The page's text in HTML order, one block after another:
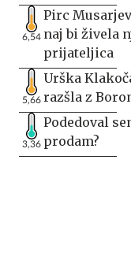
6,54
Pirc
naj bi živela
prijateljica
5,66
Urška
razšla z
3,36
Podedoval
prodam?